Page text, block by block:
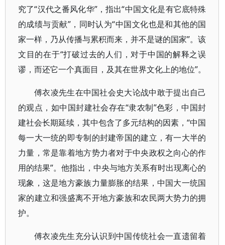
究了“汉代之番风化华”，指出“中国文化是有它底特殊
的成绩与贡献”，同时认为“中国文化也是和其他的国
家一样，乃从传播与累积而来，并不是谜的国家”。该
文目的在于“打破过去的人们，对于中国的解释之误
谬，而还它一个真面目，及其在世界文化上的地位”。
傅衣凌先生在中国社会史大论战中敢于提出自己
的观点，如中国封建社会存在“隶农制”色彩，中国封
建社会长期延续，其中包含了多元结构的因素，“中国
每一大一统的即专制的封建帝国的建立，有一大半的
力量，常是靠着地方势力者对于中央政权之向心的作
用的结果”。他指出，中央与地方关系有时出现离心的
现象，这是地方豪族力量膨胀的结果，中国大一统国
家的建立和强盛离不开地方豪族和农民两大势力的拥
护。
傅衣凌先生充分认识到中国传统社会一直遗留着